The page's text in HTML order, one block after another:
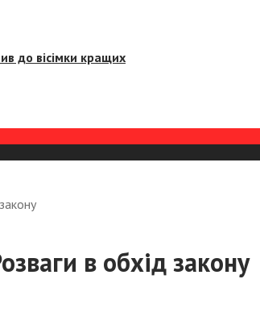
до вісімки кращих
в обхід закону